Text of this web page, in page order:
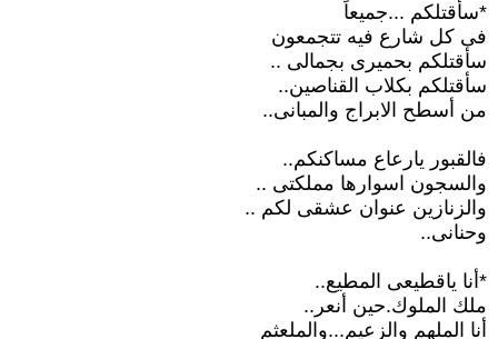
*سأقتلكم ...جميعاً
فى كل شارع فيه تتجمعون
سأقتلكم بحميرى بجمالى ..
سأقتلكم بكلاب القناصين..
من أسطح الابراج والمبانى..
فالقبور يارعاع مساكنكم..
والسجون اسوارها مملكتى ..
والزنازين عنوان عشقى لكم ..
وحنانى..
*أنا ياقطيعى المطيع..
ملك الملوك.حين أنعر..
أنا الملهم والزعيم...والملعثم